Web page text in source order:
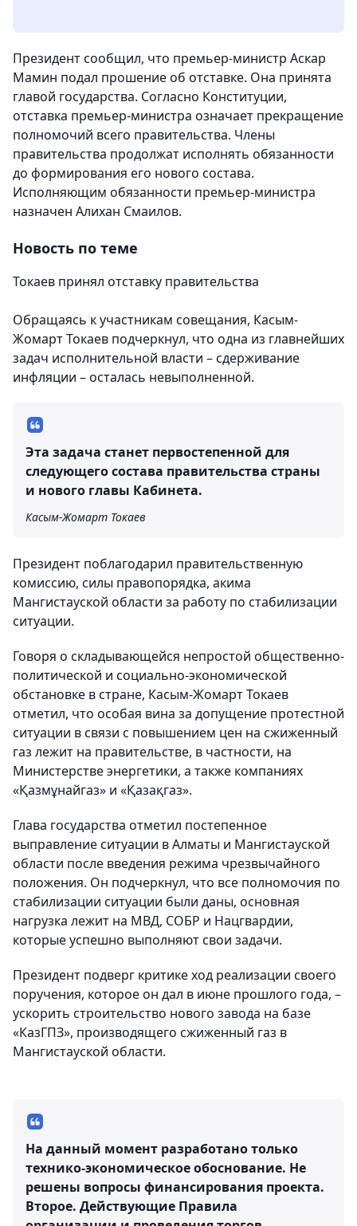
Президент сообщил, что премьер-министр Аскар
Мамин подал прошение об отставке. Она принята
главой государства. Согласно Конституции,
отставка премьер-министра означает прекращение
полномочий всего правительства. Члены
правительства продолжат исполнять обязанности
до формирования его нового состава.
Исполняющим обязанности премьер-министра
назначен Алихан Смаилов.
Новость по теме
Токаев принял отставку правительства
Обращаясь к участникам совещания, Касым-
Жомарт Токаев подчеркнул, что одна из главнейших
задач исполнительной власти – сдерживание
инфляции – осталась невыполненной.
Эта задача станет первостепенной для
следующего состава правительства страны
и нового главы Кабинета.
Касым-Жомарт Токаев
Президент поблагодарил правительственную
комиссию, силы правопорядка, акима
Мангистауской области за работу по стабилизации
ситуации.
Говоря о складывающейся непростой общественно-
политической и социально-экономической
обстановке в стране, Касым-Жомарт Токаев
отметил, что особая вина за допущение протестной
ситуации в связи с повышением цен на сжиженный
газ лежит на правительстве, в частности, на
Министерстве энергетики, а также компаниях
«Қазмұнайгаз» и «Қазақгаз».
Глава государства отметил постепенное
выправление ситуации в Алматы и Мангистауской
области после введения режима чрезвычайного
положения. Он подчеркнул, что все полномочия по
стабилизации ситуации были даны, основная
нагрузка лежит на МВД, СОБР и Нацгвардии,
которые успешно выполняют свои задачи.
Президент подверг критике ход реализации своего
поручения, которое он дал в июне прошлого года, –
ускорить строительство нового завода на базе
«КазГПЗ», производящего сжиженный газ в
Мангистауской области.
На данный момент разработано только
технико-экономическое обоснование. Не
решены вопросы финансирования проекта.
Второе. Действующие Правила